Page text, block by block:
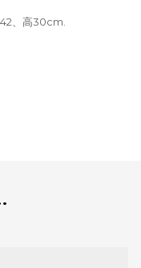
、高30cm.